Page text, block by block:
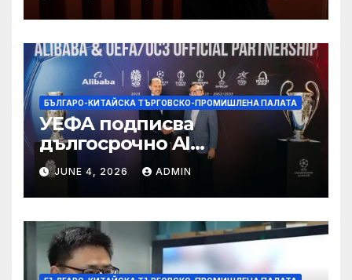
БЪЛГАРО-КИТАЙСКА ТЪРГОВСКО-ПРОМИШЛЕНА ПАЛАТА
УЕФА подписва
дългосрочно AI
партньорство с Alibaba
JUNE 4, 2026 ADMIN